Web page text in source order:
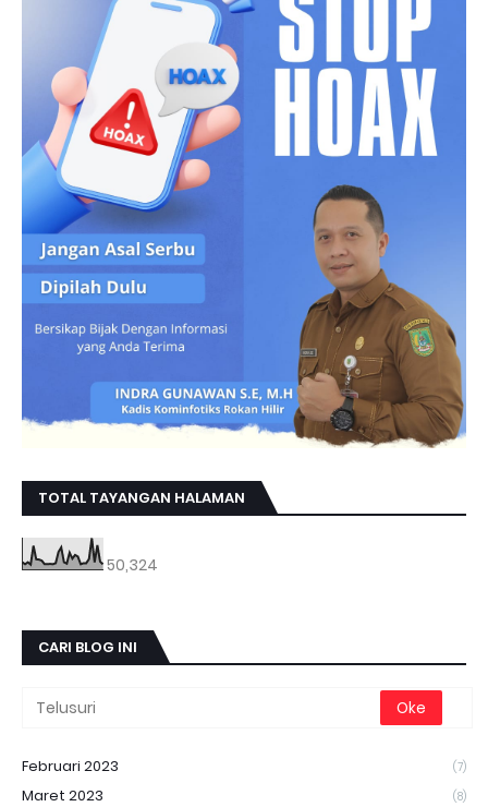
TOTAL TAYANGAN HALAMAN
50,324
CARI BLOG INI
Februari 2023 (7)
Maret 2023 (8)